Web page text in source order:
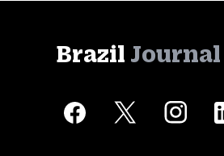
Brazil Journal